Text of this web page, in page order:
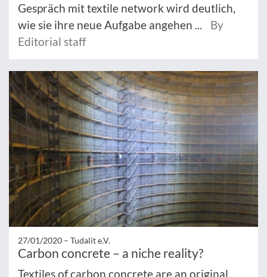
Gespräch mit textile network wird deutlich,
wie sie ihre neue Aufgabe angehen ...
By
Editorial staff
27/01/2020 – Tudalit e.V.
Carbon concrete – a niche reality?
Textiles of carbon concrete are an original